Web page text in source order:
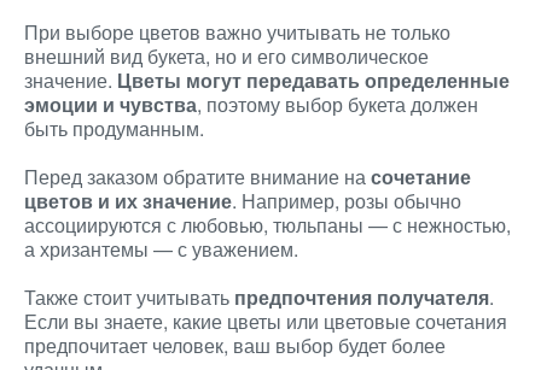
При выборе цветов важно учитывать не только
внешний вид букета, но и его символическое
значение. Цветы могут передавать определенные
эмоции и чувства, поэтому выбор букета должен
быть продуманным.
Перед заказом обратите внимание насочетание
цветов и их значение. Например, розы обычно
ассоциируются с любовью, тюльпаны — с нежностью,
а хризантемы — с уважением.
Также стоит учитывать предпочтения получателя.
Если вы знаете, какие цветы или цветовые сочетания
предпочитает человек, ваш выбор будет более